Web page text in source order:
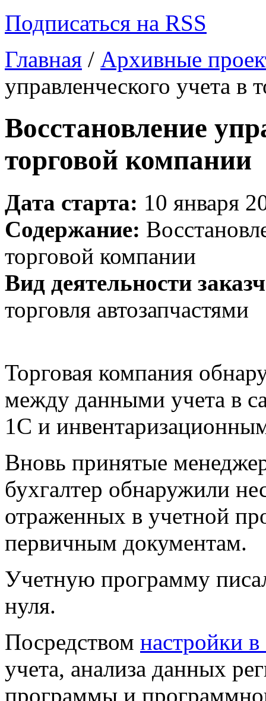
Подписаться на RSS
Главная / Архивные
управленческого учета в
Восстановление
торговой компании
Дата старта: 10 января
Содержание:
торговой компании
Вид деятельности
торговля автозапчастями
Торговая компания
между данными учета в
1С и
Вновь принятые
бухгалтер обнаружили
отраженных в учетной
первичным документам.
Учетную программу
нуля.
Посредством настройки
учета, анализа данных
программы и